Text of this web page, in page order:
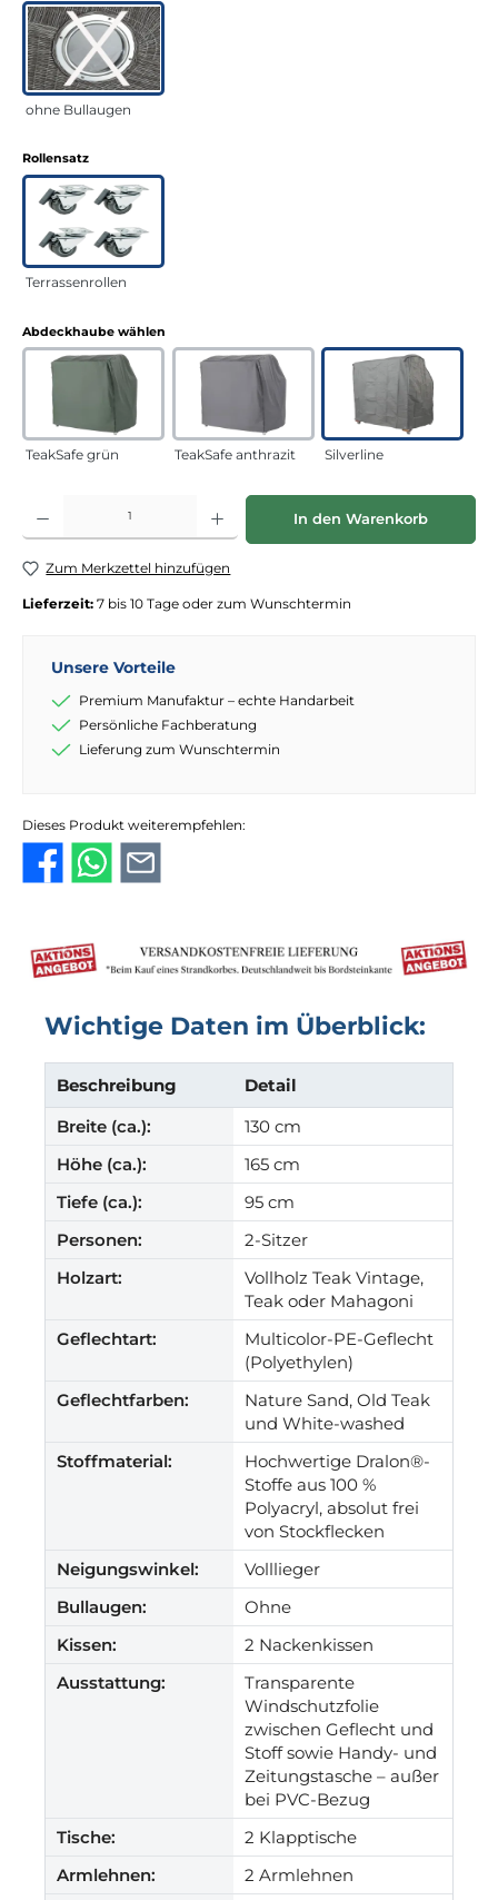
ohne Bullaugen
Rollensatzauswählen
Terrassenrollen
Abdeckhaube wählen
TeakSafe grün TeakSafe anthrazit Silverline
Produkt Anzahl: Gib den gewünschten Wert ein oder benutze die
In den Warenkorb
Zum Merkzettel hinzufügen
Lieferzeit: 7 bis 10 Tage oder zum Wunschtermin
Unsere Vorteile
Premium Manufaktur – echte Handarbeit
Persönliche Fachberatung
Lieferung zum Wunschtermin
Dieses Produkt weiterempfehlen:
Wichtige Daten im Überblick:
Beschreibung
Detail
Breite (ca.):
130 cm
Höhe (ca.):
165 cm
Tiefe (ca.):
95 cm
Personen:
2-Sitzer
Holzart:
Vollholz Teak Vintage,
Teak oder Mahagoni
Geflechtart:
Multicolor-PE-Geflecht
(Polyethylen)
Geflechtfarben:
Nature Sand, Old Teak
und White-washed
Stoffmaterial:
Hochwertige Dralon®-
Stoffe aus 100 %
Polyacryl, absolut frei
von Stockflecken
Neigungswinkel:
Volllieger
Bullaugen:
Ohne
Kissen:
2 Nackenkissen
Ausstattung:
Transparente
Windschutzfolie
zwischen Geflecht und
Stoff sowie Handy- und
Zeitungstasche – außer
bei PVC-Bezug
Tische:
2 Klapptische
Armlehnen:
2 Armlehnen